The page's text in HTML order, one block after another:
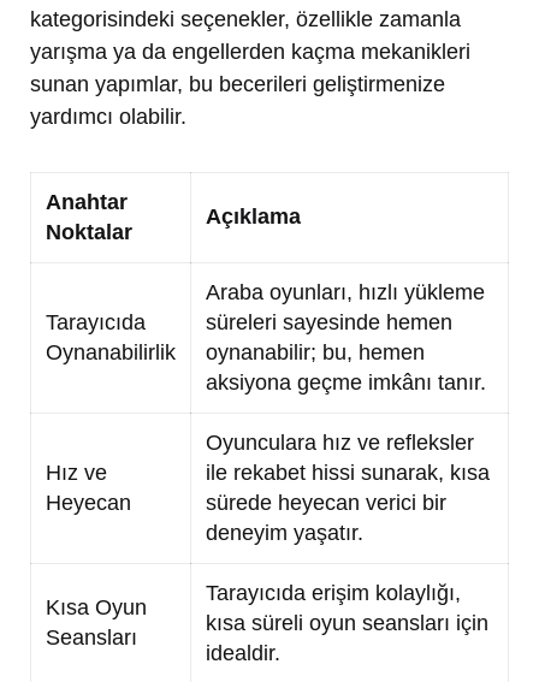
kategorisindeki seçenekler, özellikle zamanla
yarışma ya da engellerden kaçma mekanikleri
sunan yapımlar, bu becerileri geliştirmenize
yardımcı olabilir.
Anahtar
Noktalar
Açıklama
Tarayıcıda
Oynanabilirlik
Araba oyunları, hızlı yükleme
süreleri sayesinde hemen
oynanabilir; bu, hemen
aksiyona geçme imkânı tanır.
Hız ve
Heyecan
Oyunculara hız ve refleksler
ile rekabet hissi sunarak, kısa
sürede heyecan verici bir
deneyim yaşatır.
Kısa Oyun
Seansları
Tarayıcıda erişim kolaylığı,
kısa süreli oyun seansları için
idealdir.